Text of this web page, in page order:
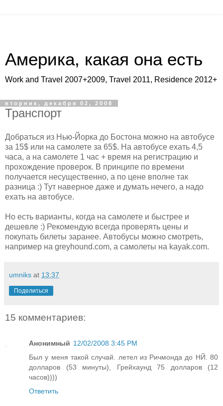
Америка, какая она есть
Work and Travel 2007+2009, Travel 2011, Residence 2012+
вторник, декабря 02, 2008
Транспорт
Добраться из Нью-Йорка до Бостона можно на автобусе
за 15$ или на самолете за 65$. На автобусе ехать 4,5
часа, а на самолете 1 час + время на регистрацию и
прохождение проверок. В принципе по времени
получается несущественно, а по цене вполне так
разница :) Тут наверное даже и думать нечего, а надо
ехать на автобусе.
Но есть варианты, когда на самолете и быстрее и
дешевле :) Рекомендую всегда проверять цены и
покупать билеты заранее. Автобусы можно смотреть,
например на greyhound.com, а самолеты на kayak.com.
umniks at 13:37
Поделиться
15 комментариев:
Анонимный 12/02/2008 3:45 PM
Был у меня такой случай. летел из Ричмонда до НЙ. 80
долларов (53 минуты), Грейхаунд 75 долларов (12
часов))))
Ответить